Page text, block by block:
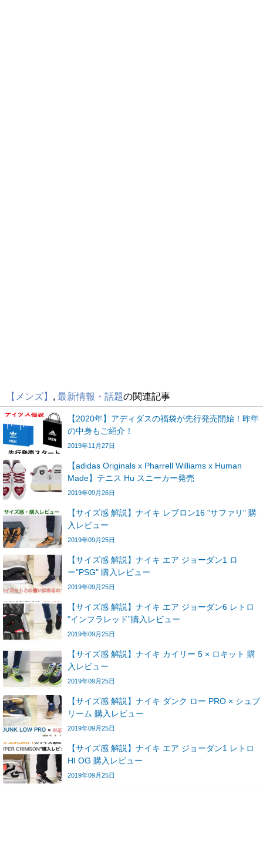
【メンズ】 最新情報・話題の関連記事
【2020年】アディダスの福袋が先行発売開始！昨年
の中身もご紹介！
2019年11月27日
【adidas Originals x Pharrell Williams x Human
Made】テニス Hu スニーカー発売
2019年09月26日
【サイズ感 解説】ナイキ レブロン16 "サファリ" 購
入レビュー
2019年09月25日
【サイズ感 解説】ナイキ エア ジョーダン1 ロ
ー"PSG" 購入レビュー
2019年09月25日
【サイズ感 解説】ナイキ エア ジョーダン6 レトロ
"インフラレッド”購入レビュー
2019年09月25日
【サイズ感 解説】ナイキ カイリー 5 × ロキット 購
入レビュー
2019年09月25日
【サイズ感 解説】ナイキ ダンク ロー PRO × シュプ
リーム 購入レビュー
2019年09月25日
【サイズ感 解説】ナイキ エア ジョーダン1 レトロ
HI OG 購入レビュー
2019年09月25日